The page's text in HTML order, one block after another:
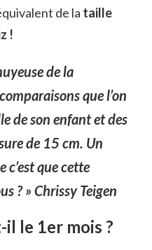
de la taille
!
de la
que l’on
de son enfant et des
de 15 cm. Un
c’est que cette
? » Chrissy Teigen
il le 1er mois ?